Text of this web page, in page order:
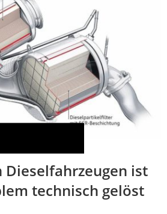
Dieselfahrzeugen ist
technisch gelöst